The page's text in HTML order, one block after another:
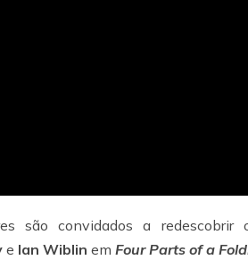
são convidados a redescobrir
e Ian Wiblin em Four Parts of a